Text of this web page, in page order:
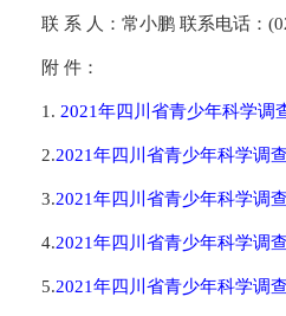
联 系 人：常小鹏 联系电话：
附 件：
1. 2021年四川省青少年科学调
2.2021年四川省青少年科学调
3.2021年四川省青少年科学调
4.2021年四川省青少年科学调
5.2021年四川省青少年科学调